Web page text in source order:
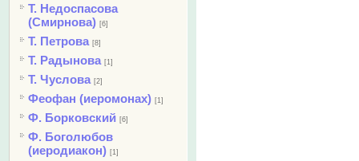
Т. Недоспасова
(Смирнова) [6]
Т. Петрова [8]
Т. Радынова [1]
Т. Чуслова [2]
Феофан (иеромонах) [1]
Ф. Борковский [6]
Ф. Боголюбов
(иеродиакон) [1]